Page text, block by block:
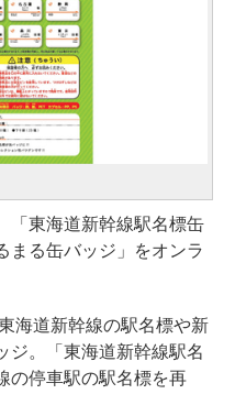
東海道新幹線駅名標缶
まる缶バッジ」をオンラ
海道新幹線の駅名標や新
ジ。「東海道新幹線駅名
の停車駅の駅名標を再